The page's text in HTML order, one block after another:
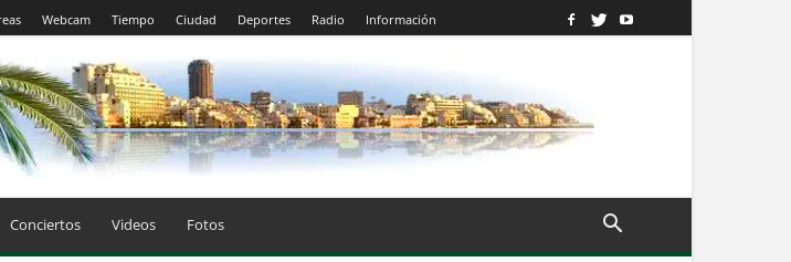
Webcam Tiempo Ciudad Deportes Radio Información
Conciertos Videos Fotos